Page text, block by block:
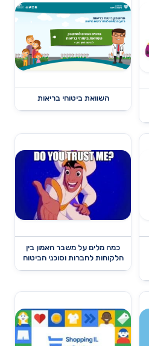
השוואת ביטוחי בריאות
כמה מלים על משבר האמון בין
הלקוחות לחברות וסוכני הביטוח